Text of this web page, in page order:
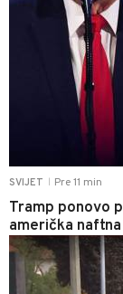
SVIJET Pre 11 min
Tramp ponovo
američka